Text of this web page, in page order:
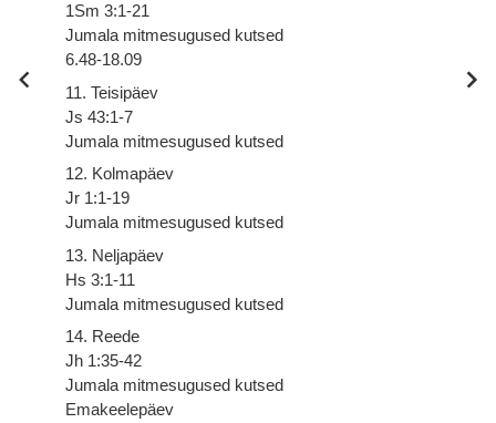
1Sm 3:1-21
Jumala mitmesugused kutsed
6.48-18.09
11. Teisipäev
Js 43:1-7
Jumala mitmesugused kutsed
12. Kolmapäev
Jr 1:1-19
Jumala mitmesugused kutsed
13. Neljapäev
Hs 3:1-11
Jumala mitmesugused kutsed
14. Reede
Jh 1:35-42
Jumala mitmesugused kutsed
Emakeelepäev